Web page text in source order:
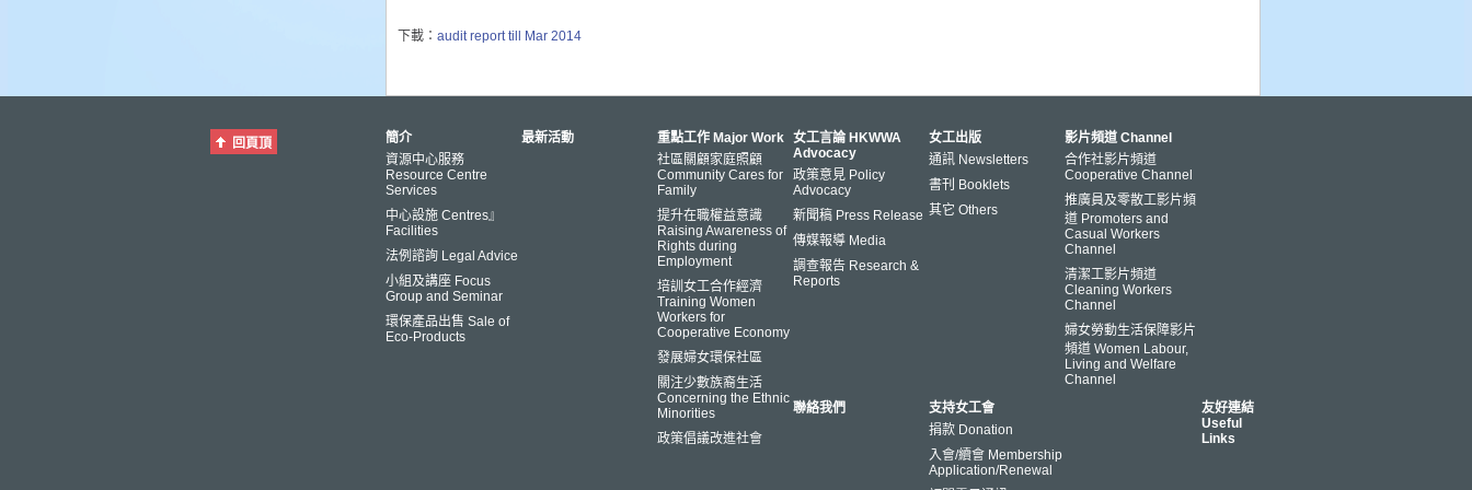
下載： audit report till Mar 2014
回頁頂
簡介
資源中心服務
Resource Centre
Services
中心設施 Centres』
Facilities
法例諮詢 Legal Advice
小組及講座 Focus
Group and Seminar
環保產品出售 Sale of
Eco-Products
最新活動
重點工作 Major Work
社區關顧家庭照顧
Community Cares for
Family
提升在職權益意識
Raising Awareness of
Rights during
Employment
培訓女工合作經濟
Training Women
Workers for
Cooperative Economy
發展婦女環保社區
關注少數族裔生活
Concerning the Ethnic
Minorities
政策倡議改進社會
女工言論 HKWWA
Advocacy
政策意見 Policy
Advocacy
新聞稿 Press Release
傳媒報導 Media
調查報告 Research &
Reports
女工出版
通訊 Newsletters
書刊 Booklets
其它 Others
影片頻道 Channel
合作社影片頻道
Cooperative Channel
推廣員及零散工影片頻
道 Promoters and
Casual Workers
Channel
清潔工影片頻道
Cleaning Workers
Channel
婦女勞動生活保障影片
頻道 Women Labour,
Living and Welfare
Channel
聯絡我們
支持女工會
捐款 Donation
入會/續會 Membership
Application/Renewal
友好連結
Useful
Links